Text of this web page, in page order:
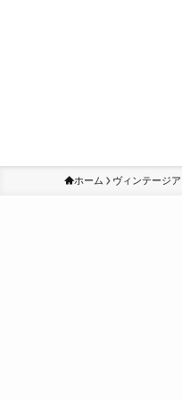
ホーム ヴィンテージ